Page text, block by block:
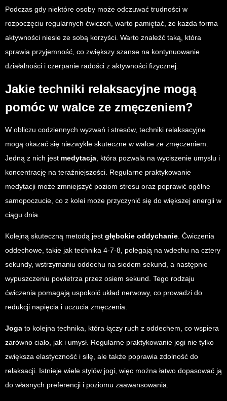
Podczas gdy niektóre osoby może odczuwać trudności w
rozpoczęciu regularnych ćwiczeń, warto pamiętać, że każda forma
aktywności niesie ze sobą korzyści. Warto znaleźć taką, która
sprawia przyjemność, co zwiększy szanse na kontynuowanie
działalności i czerpanie radości z aktywności fizycznej.
Jakie techniki relaksacyjne mogą
pomóc w walce ze zmęczeniem?
W obliczu codziennych wyzwań i stresów, techniki relaksacyjne
mogą okazać się niezwykle skuteczne w walce ze zmęczeniem.
Jedną z nich jest medytacja , która pozwala na wyciszenie umysłu i
koncentrację na teraźniejszości. Regularne praktykowanie
medytacji może zmniejszyć poziom stresu oraz poprawić ogólne
samopoczucie, co z kolei może przyczynić się do większej energii w
ciągu dnia.
Kolejną skuteczną metodą jest głębokie oddychanie . Ćwiczenia
oddechowe, takie jak technika 4-7-8, polegają na wdechu na cztery
sekundy, wstrzymaniu oddechu na siedem sekund, a następnie
wypuszczeniu powietrza przez osiem sekund. Tego rodzaju
ćwiczenia pomagają uspokoić układ nerwowy, co prowadzi do
redukcji napięcia i uczucia zmęczenia.
Joga to kolejna technika, która łączy ruch z oddechem, co wspiera
zarówno ciało, jak i umysł. Regularne praktykowanie jogi nie tylko
zwiększa elastyczność i siłę, ale także poprawia zdolność do
relaksacji. Istnieje wiele stylów jogi, więc można łatwo dopasować ją
do własnych preferencji i poziomu zaawansowania.